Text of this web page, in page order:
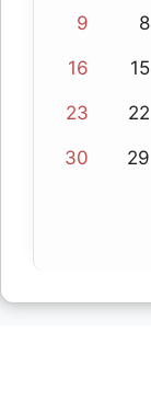
8
9
15
16
22
23
29
30